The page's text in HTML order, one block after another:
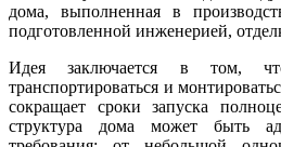
дома, выполненная в
подготовленной инженерией,
Идея заключается в том,
транспортироваться и
сокращает сроки запуска
структура дома может быть